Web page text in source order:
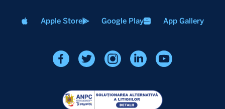
Apple Store Google Play App Gallery